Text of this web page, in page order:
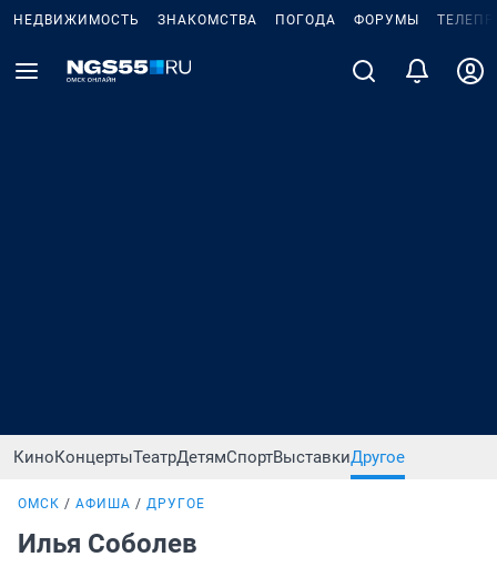
НЕДВИЖИМОСТЬ ЗНАКОМСТВА ПОГОДА ФОРУМЫ
КиноКонцертыТеатрДетямСпортВыставкиДругое
ОМСК АФИША ДРУГОЕ
Илья Соболев